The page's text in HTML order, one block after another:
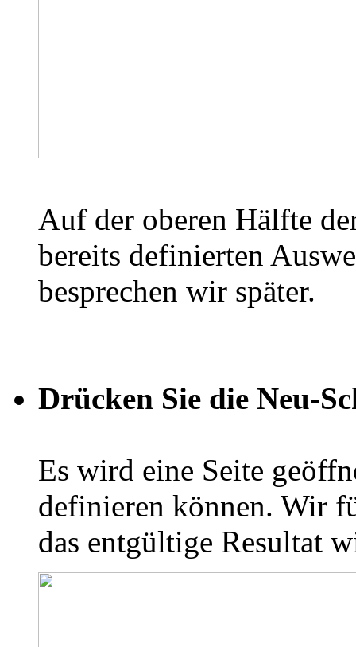
Auf der oberen Hälfte
bereits definierten
besprechen wir später.
Drücken Sie die Neu-
Es wird eine Seite
definieren können. Wir
das entgültige Resultat